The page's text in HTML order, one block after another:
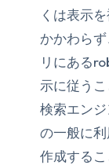
くは表示
かかわら
リにある
示に従う
検索エン
の一般に
作成する